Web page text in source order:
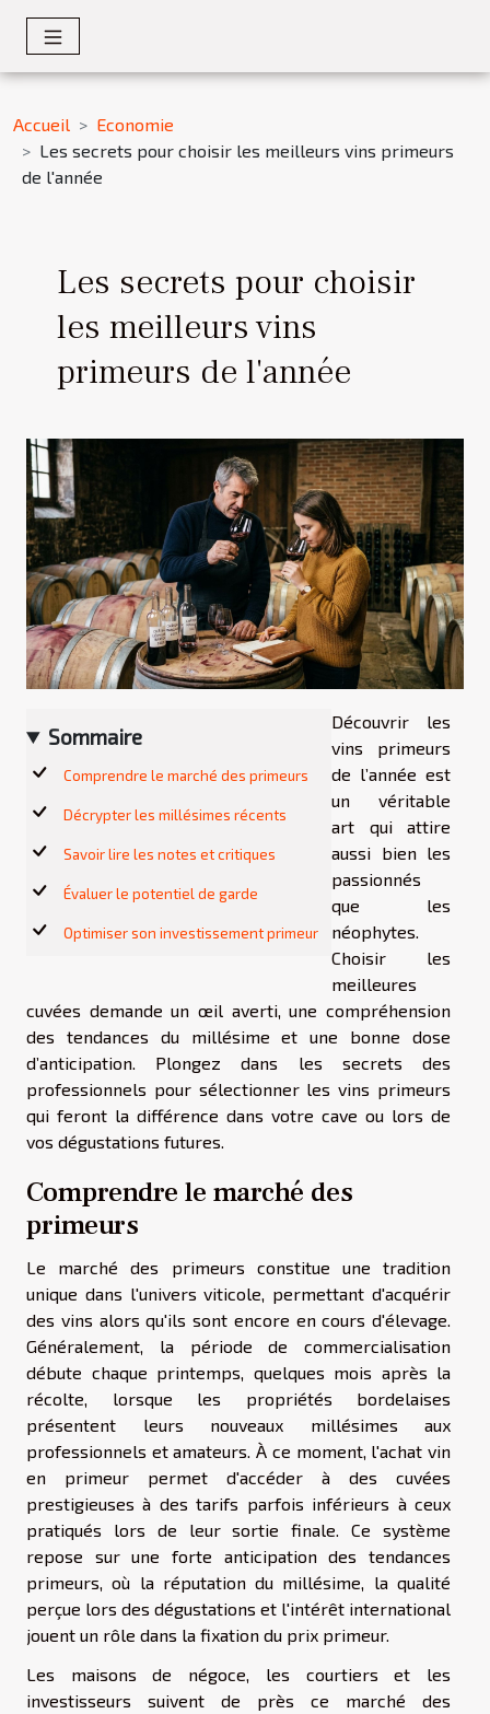
Accueil
Economie
Les secrets pour choisir les meilleurs vins primeurs
de l'année
Les secrets pour choisir
les meilleurs vins
primeurs de l'année
Sommaire
Comprendre le marché des primeurs
Décrypter les millésimes récents
Savoir lire les notes et critiques
Évaluer le potentiel de garde
Optimiser son investissement primeur
Découvrir les
vins primeurs
de l’année est
un véritable
art qui attire
aussi bien les
passionnés
que les
néophytes.
Choisir les
meilleures
cuvées demande un œil averti, une compréhension
des tendances du millésime et une bonne dose
d’anticipation. Plongez dans les secrets des
professionnels pour sélectionner les vins primeurs
qui feront la différence dans votre cave ou lors de
vos dégustations futures.
Comprendre le marché des
primeurs
Le marché des primeurs constitue une tradition
unique dans l'univers viticole, permettant d'acquérir
des vins alors qu'ils sont encore en cours d'élevage.
Généralement, la période de commercialisation
débute chaque printemps, quelques mois après la
récolte, lorsque les propriétés bordelaises
présentent leurs nouveaux millésimes aux
professionnels et amateurs. À ce moment, l'achat vin
en primeur permet d'accéder à des cuvées
prestigieuses à des tarifs parfois inférieurs à ceux
pratiqués lors de leur sortie finale. Ce système
repose sur une forte anticipation des tendances
primeurs, où la réputation du millésime, la qualité
perçue lors des dégustations et l'intérêt international
jouent un rôle dans la fixation du prix primeur.
Les maisons de négoce, les courtiers et les
investisseurs suivent de près ce marché des